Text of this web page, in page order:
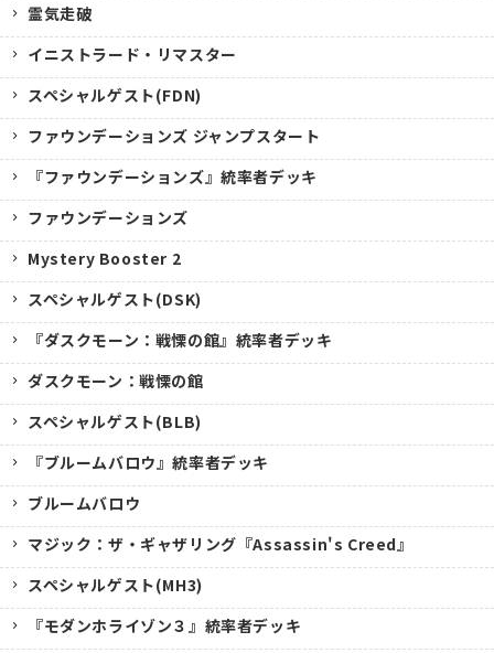
霊気走破
イニストラード・リマスター
スペシャルゲスト(FDN)
ファウンデーションズ ジャンプスタート
『ファウンデーションズ』統率者デッキ
ファウンデーションズ
Mystery Booster 2
スペシャルゲスト(DSK)
『ダスクモーン：戦慄の館』統率者デッキ
ダスクモーン：戦慄の館
スペシャルゲスト(BLB)
『ブルームバロウ』統率者デッキ
ブルームバロウ
マジック：ザ・ギャザリング『Assassin's Creed』
スペシャルゲスト(MH3)
『モダンホライゾン３』統率者デッキ